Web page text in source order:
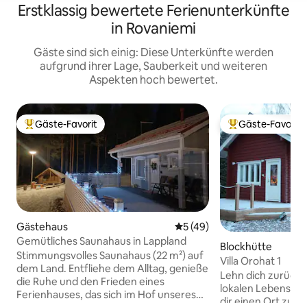
Erstklassig bewertete Ferienunterkünfte
in Rovaniemi
Gäste sind sich einig: Diese Unterkünfte werden
aufgrund ihrer Lage, Sauberkeit und weiteren
Aspekten hoch bewertet.
Beliebter Gäste-Favorit.
Gäste-Favorit
Gästehaus Durchschnittliche
5 (49)
Gemütliches Saunahaus in Lappland
Stimmungsvolles Saunahaus (22 m²) auf
dem Land. Entfliehe dem Alltag, genieße
die Ruhe und den Frieden eines
Ferienhauses, das sich im Hof unseres
Beliebter Gäste-
Gäste-Favorit
Blockhütte
Villa Orohat 1
Lehn dich zurück
lokalen Lebensstil. Die Villa Orohat